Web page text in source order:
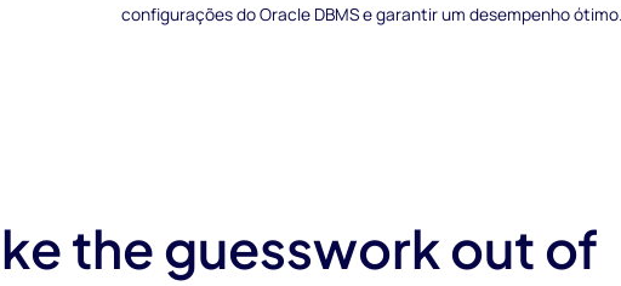
configurações do Oracle DBMS e garantir um desempenho ótimo.
the guesswork out of